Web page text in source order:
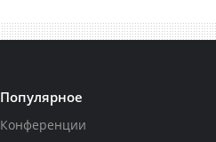
Популярное
Конференции